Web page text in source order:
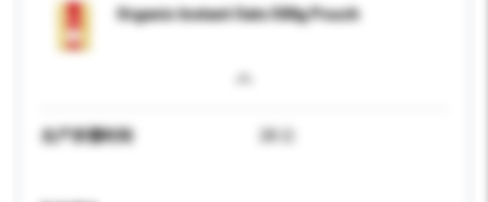
Organic Instant Oats 500g Pouch
生产所需时间 28 日